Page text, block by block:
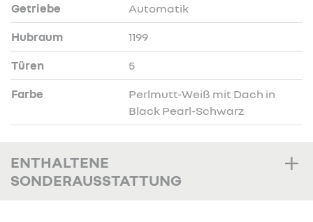
Getriebe Automatik
Hubraum 1199
Türen 5
Farbe
Perlmutt-Weiß mit Dach in
Black Pearl-Schwarz
ENTHALTENE
SONDERAUSSTATTUNG